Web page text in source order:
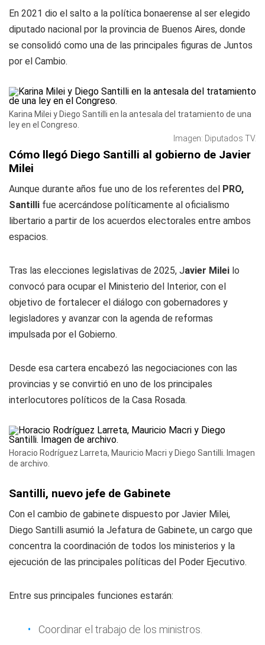
En 2021 dio el salto a la política bonaerense al ser elegido
diputado nacional por la provincia de Buenos Aires, donde
se consolidó como una de las principales figuras de Juntos
por el Cambio.
Karina Milei y Diego Santilli en la antesala del tratamiento de una
ley en el Congreso.
Imagen: Diputados TV.
Cómo llegó Diego Santilli al gobierno de Javier
Milei
Aunque durante años fue uno de los referentes del PRO,
Santilli fue acercándose políticamente al oficialismo
libertario a partir de los acuerdos electorales entre ambos
espacios.
Tras las elecciones legislativas de 2025, Javier Milei lo
convocó para ocupar el Ministerio del Interior, con el
objetivo de fortalecer el diálogo con gobernadores y
legisladores y avanzar con la agenda de reformas
impulsada por el Gobierno.
Desde esa cartera encabezó las negociaciones con las
provincias y se convirtió en uno de los principales
interlocutores políticos de la Casa Rosada.
Horacio Rodríguez Larreta, Mauricio Macri y Diego Santilli. Imagen
de archivo.
Santilli, nuevo jefe de Gabinete
Con el cambio de gabinete dispuesto por Javier Milei,
Diego Santilli asumió la Jefatura de Gabinete, un cargo que
concentra la coordinación de todos los ministerios y la
ejecución de las principales políticas del Poder Ejecutivo.
Entre sus principales funciones estarán:
Coordinar el trabajo de los ministros.